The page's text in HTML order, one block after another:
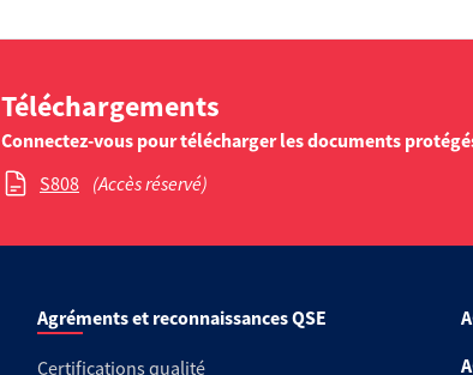
Téléchargements
Connectez-vous pour télécharger les documents
S808 (Accès réservé)
Agréments et reconnaissances QSE
Certifications qualité